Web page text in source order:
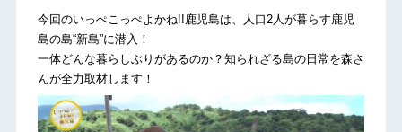
今回のいっぺこっぺよかね!!鹿児島は、人口2人が暮らす鹿児
島の島“新島”に潜入！
一体どんな暮らしぶりがあるのか？知られざる島の日常を森さ
んが全力取材します！